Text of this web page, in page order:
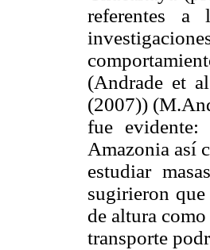
referentes a
(Andrade et
(2007))
fue
Amazonia así
estudiar
sugirieron
de altura
transporte